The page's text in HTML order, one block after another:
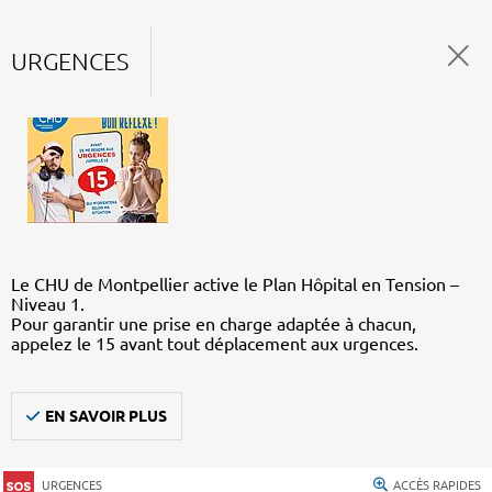
URGENCES
Le CHU de Montpellier active le Plan Hôpital en Tension –
Niveau 1.
Pour garantir une prise en charge adaptée à chacun,
appelez le 15 avant tout déplacement aux urgences.
EN SAVOIR PLUS
URGENCES ACCÈS RAPIDES